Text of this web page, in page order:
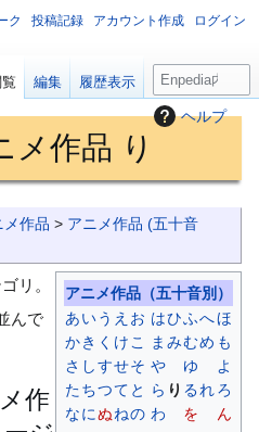
ヘルプ
メ作品 り
メ作品 > アニメ作品 (五十音
アニメ作品 （五十音別）
あい う え お はひふへほ
か き く け こ ま みむめ も
さ しすせそ や ゆ
よ
たちつて と ら り るれろ
なにぬねの わ を ん
リ。
んで
作
ク 投稿記録 アカウント作成 ログイン
編集 履歴表示
検
索